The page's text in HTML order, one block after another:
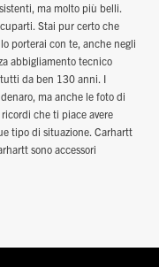
ma molto più belli.
Stai pur certo che
porterai con te, anche negli
abbigliamento tecnico
da ben 130 anni. I
ma anche le foto di
che ti piace avere
tipo di situazione. Carhartt
sono accessori